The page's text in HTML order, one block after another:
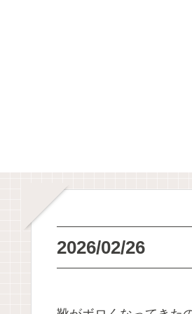
2026/02/26